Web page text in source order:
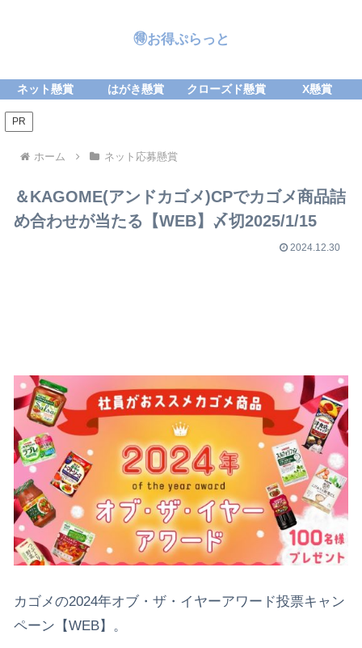
🉐お得ぷらっと
ネット懸賞 はがき懸賞 クローズド懸賞 X懸賞
PR
ホーム ネット応募懸賞
＆KAGOME(アンドカゴメ)CPでカゴメ商品詰
め合わせが当たる【WEB】〆切2025/1/15
2024.12.30
カゴメの2024年オブ・ザ・イヤーアワード投票キャン
ペーン【WEB】。